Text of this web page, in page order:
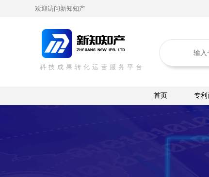
欢迎访问新知知产
科技成果转化运营服务平台
首页 专利